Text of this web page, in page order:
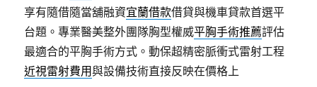
享有隨借隨當舖融資宜蘭借款借貸與機車貸款首選平
台題。專業醫美整外團隊胸型權威平胸手術推薦評估
最適合的平胸手術方式。動保超精密脈衝式雷射工程
近視雷射費用與設備技術直接反映在價格上